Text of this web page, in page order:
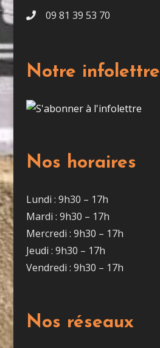
09 81 39 53 70
Notre infolettre
Nos horaires
Lundi : 9h30 – 17h
Mardi : 9h30 – 17h
Mercredi : 9h30 – 17h
Jeudi : 9h30 – 17h
Vendredi : 9h30 – 17h
Nos réseaux